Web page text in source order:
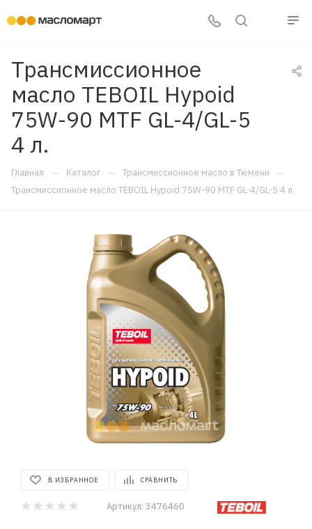
Трансмиссионное
масло TEBOIL Hypoid
75W-90 MTF GL-4/GL-5
4 л.
Главная — Каталог — Трансмиссионное масло в Тюмени —
Трансмиссионное масло TEBOIL Hypoid 75W-90 MTF GL-4/GL-5 4 л.
В ИЗБРАННОЕ СРАВНИТЬ
Артикул: 3476460